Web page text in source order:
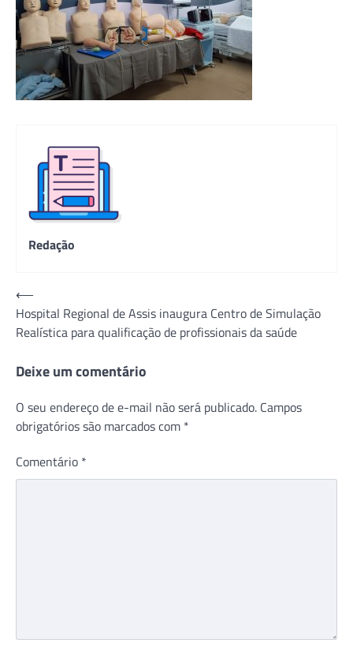
Redação
Navegação
de
Post
⟵
Hospital Regional de Assis inaugura Centro de Simulação
Realística para qualificação de profissionais da saúde
Deixe um comentário
O seu endereço de e-mail não será publicado. Campos
obrigatórios são marcados com *
Comentário *